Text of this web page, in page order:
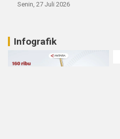
Senin, 27 Juli 2026
Infografik